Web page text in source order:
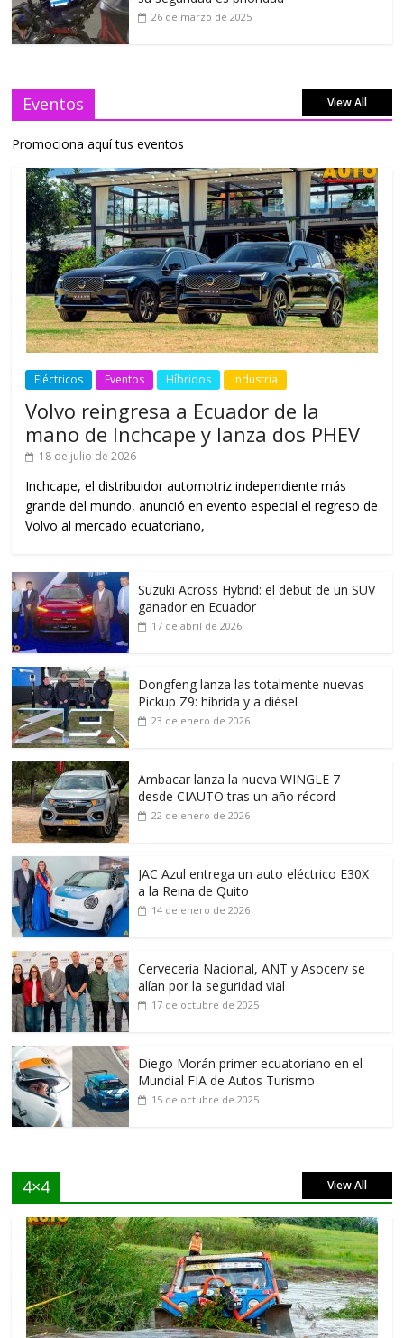
26 de marzo de 2025
Eventos View All
Promociona aquí tus eventos
Eléctricos Eventos Híbridos Industria
Volvo reingresa a Ecuador de la
mano de Inchcape y lanza dos PHEV
18 de julio de 2026
Inchcape, el distribuidor automotriz independiente más
grande del mundo, anunció en evento especial el regreso de
Volvo al mercado ecuatoriano,
Suzuki Across Hybrid: el debut de un SUV
ganador en Ecuador
17 de abril de 2026
Dongfeng lanza las totalmente nuevas
Pickup Z9: híbrida y a diésel
23 de enero de 2026
Ambacar lanza la nueva WINGLE 7
desde CIAUTO tras un año récord
22 de enero de 2026
JAC Azul entrega un auto eléctrico E30X
a la Reina de Quito
14 de enero de 2026
Cervecería Nacional, ANT y Asocerv se
alían por la seguridad vial
17 de octubre de 2025
Diego Morán primer ecuatoriano en el
Mundial FIA de Autos Turismo
15 de octubre de 2025
4×4 View All